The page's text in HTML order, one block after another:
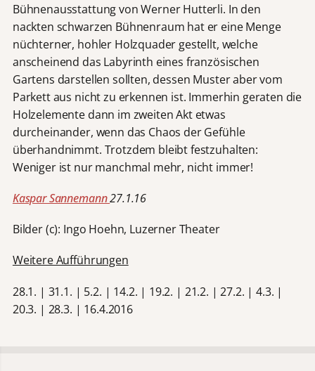
Bühnenausstattung von Werner Hutterli. In den
nackten schwarzen Bühnenraum hat er eine Menge
nüchterner, hohler Holzquader gestellt, welche
anscheinend das Labyrinth eines französischen
Gartens darstellen sollten, dessen Muster aber vom
Parkett aus nicht zu erkennen ist. Immerhin geraten die
Holzelemente dann im zweiten Akt etwas
durcheinander, wenn das Chaos der Gefühle
überhandnimmt. Trotzdem bleibt festzuhalten:
Weniger ist nur manchmal mehr, nicht immer!
Kaspar Sannemann27.1.16
Bilder (c): Ingo Hoehn, Luzerner Theater
Weitere Aufführungen
28.1. | 31.1. | 5.2. | 14.2. | 19.2. | 21.2. | 27.2. | 4.3. |
20.3. | 28.3. | 16.4.2016